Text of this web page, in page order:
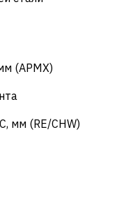
(APMX)
мм (RE/CHW)